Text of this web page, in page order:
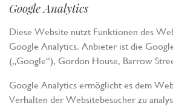
Google Analytics
Diese Website nutzt Funktionen des
Google Analytics. Anbieter ist die
(„Google“), Gordon House, Barrow
Google Analytics ermöglicht es dem
Verhalten der Websitebesucher zu